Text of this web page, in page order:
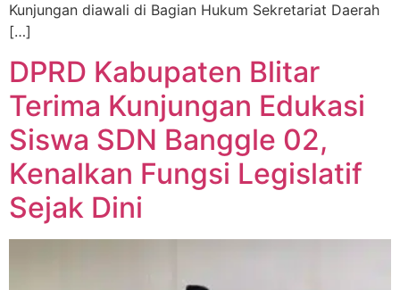
Kunjungan diawali di Bagian Hukum Sekretariat Daerah
[…]
DPRD Kabupaten Blitar
Terima Kunjungan Edukasi
Siswa SDN Banggle 02,
Kenalkan Fungsi Legislatif
Sejak Dini